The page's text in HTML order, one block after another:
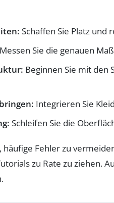
Schaffen Sie Platz und
Messen Sie die genauen
Beginnen Sie mit den
Integrieren Sie
Schleifen Sie die
Fehler zu
zu Rate zu ziehen.